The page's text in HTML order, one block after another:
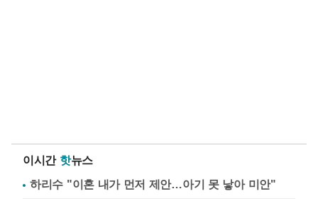
이시간 핫뉴스
하리수 "이혼 내가 먼저 제안…아기 못 낳아 미안"